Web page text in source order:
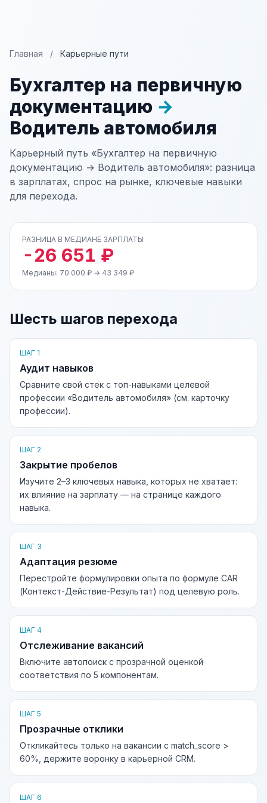
Главная / Карьерные пути
Бухгалтер на первичную
документацию →
Водитель автомобиля
Карьерный путь «Бухгалтер на первичную
документацию → Водитель автомобиля»: разница
в зарплатах, спрос на рынке, ключевые навыки
для перехода.
РАЗНИЦА В МЕДИАНЕ ЗАРПЛАТЫ
-26 651 ₽
Медианы: 70 000 ₽ → 43 349 ₽
Шесть шагов перехода
ШАГ 1
Аудит навыков
Сравните свой стек с топ-навыками целевой
профессии «Водитель автомобиля» (см. карточку
профессии).
ШАГ 2
Закрытие пробелов
Изучите 2–3 ключевых навыка, которых не хватает:
их влияние на зарплату — на странице каждого
навыка.
ШАГ 3
Адаптация резюме
Перестройте формулировки опыта по формуле CAR
(Контекст-Действие-Результат) под целевую роль.
ШАГ 4
Отслеживание вакансий
Включите автопоиск с прозрачной оценкой
соответствия по 5 компонентам.
ШАГ 5
Прозрачные отклики
Откликайтесь только на вакансии с match_score >
60%, держите воронку в карьерной CRM.
ШАГ 6